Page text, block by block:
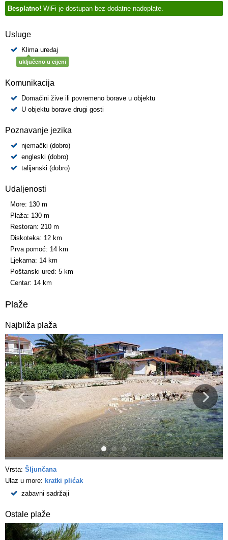
Besplatno! WiFi je dostupan bez dodatne nadoplate.
Usluge
Klima uređaj
uključeno u cijeni
Komunikacija
Domaćini žive ili povremeno borave u objektu
U objektu borave drugi gosti
Poznavanje jezika
njemački (dobro)
engleski (dobro)
talijanski (dobro)
Udaljenosti
More: 130 m
Plaža: 130 m
Restoran: 210 m
Diskoteka: 12 km
Prva pomoć: 14 km
Ljekarna: 14 km
Poštanski ured: 5 km
Centar: 14 km
Plaže
Najbliža plaža
Vrsta: Šljunčana
Ulaz u more: kratki plićak
zabavni sadržaji
Ostale plaže